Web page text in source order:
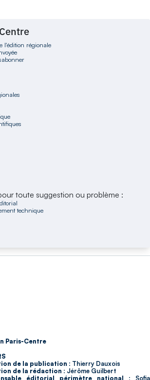
l'édition régionale
toute suggestion ou problème :
technique
Paris-Centre
de la publication : Thierry Dauxois
de la rédaction : Jérôme Guilbert
éditorial périmètre national : Sofia